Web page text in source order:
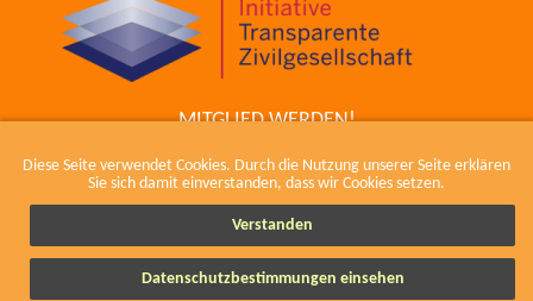
Diese Seite verwendet Cookies. Durch die Nutzung unserer Seite erklären
Sie sich damit einverstanden, dass wir Cookies setzen.
Verstanden
Datenschutzbestimmungen einsehen
MITGLIED WERDEN!
KONTAKT
IMPRESSUM, KODEX UND DATENSCHUTZ